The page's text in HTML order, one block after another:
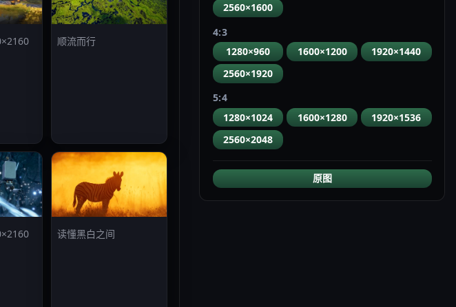
顺流而行
读懂黑白之间
2560×1600
4:3
1280×960
1600×1200
1920×1440
2560×1920
5:4
1280×1024
1600×1280
1920×1536
2560×2048
原图